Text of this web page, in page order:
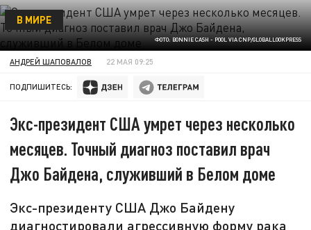
ФОТО: BONNIE CASH - POOL VIA CNP/GLOBALLOOKPRESS
В МИРЕ
АНДРЕЙ ШАПОВАЛОВ 22 МАЯ 09:25
ПОДПИШИТЕСЬ:
Экс-президент США умрет через несколько
месяцев. Точный диагноз поставил врач
Джо Байдена, служивший в Белом доме
Экс-президенту США Джо Байдену
диагностировали агрессивную форму рака